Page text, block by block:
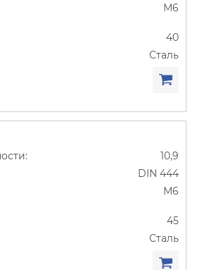
М6
40
Сталь
10,9
DIN 444
М6
45
Сталь